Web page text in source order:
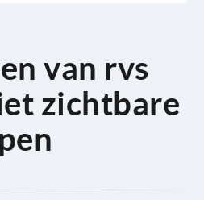
van rvs
zichtbare